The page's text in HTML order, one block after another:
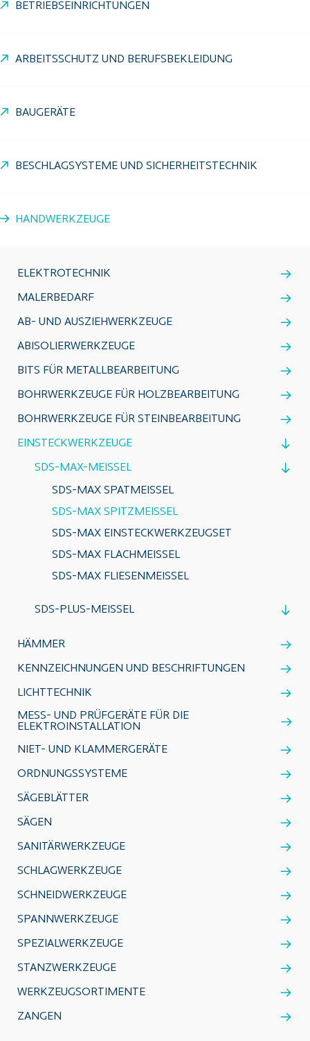
BETRIEBSEINRICHTUNGEN
ARBEITSSCHUTZ UND BERUFSBEKLEIDUNG
BAUGERÄTE
BESCHLAGSYSTEME UND SICHERHEITSTECHNIK
HANDWERKZEUGE
ELEKTROTECHNIK
MALERBEDARF
AB- UND AUSZIEHWERKZEUGE
ABISOLIERWERKZEUGE
BITS FÜR METALLBEARBEITUNG
BOHRWERKZEUGE FÜR HOLZBEARBEITUNG
BOHRWERKZEUGE FÜR STEINBEARBEITUNG
EINSTECKWERKZEUGE
SDS-MAX-MEISSEL
SDS-MAX SPATMEISSEL
SDS-MAX SPITZMEISSEL
SDS-MAX EINSTECKWERKZEUGSET
SDS-MAX FLACHMEISSEL
SDS-MAX FLIESENMEISSEL
SDS-PLUS-MEISSEL
HÄMMER
KENNZEICHNUNGEN UND BESCHRIFTUNGEN
LICHTTECHNIK
MESS- UND PRÜFGERÄTE FÜR DIE
ELEKTROINSTALLATION
NIET- UND KLAMMERGERÄTE
ORDNUNGSSYSTEME
SÄGEBLÄTTER
SÄGEN
SANITÄRWERKZEUGE
SCHLAGWERKZEUGE
SCHNEIDWERKZEUGE
SPANNWERKZEUGE
SPEZIALWERKZEUGE
STANZWERKZEUGE
WERKZEUGSORTIMENTE
ZANGEN